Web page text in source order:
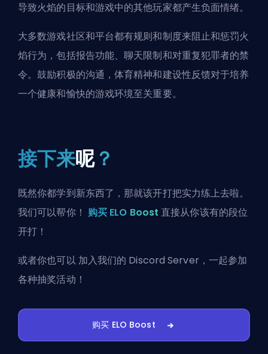
导致火焰的目标和游戏中的其他玩家都产生负面情绪。
大多数游戏社区和平台都有规则和制度来阻止和惩罚火
焰行为，包括报告功能、聊天限制和对重复犯罪者的禁
令。鼓励积极的沟通，体育精神和建设性反馈对于培养
一个健康和愉快的游戏环境至关重要。
接下来呢？
既然你都学到新东西了，那就该开打把实力练上去啦。
我们可以帮你！ 购买 ELO Boost 直接从你该有的段位
开打！
或者你也可以 加入我们的 Discord Server ，一起参加
各种抽奖活动！
购买 ELO Boost